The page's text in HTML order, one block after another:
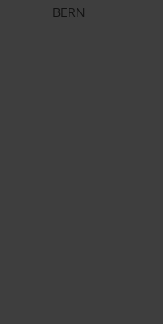
BERN